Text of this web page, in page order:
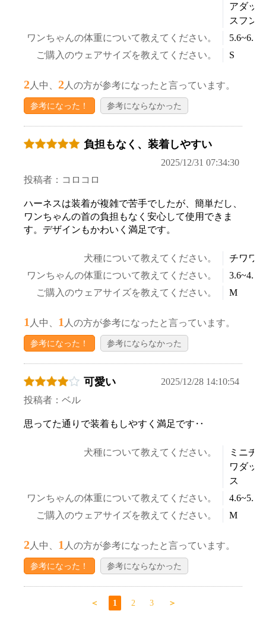
アダッ
スフン
ワンちゃんの体重について教えてください。
ご購入のウェアサイズを教えてください。
S
2 人中、 2 人の方が参考になったと言っています。
参考になった！ 参考にならなかった
負担もなく、装着しやすい
2025/12/31 07:34:30
投稿者：コロコロ
ハーネスは装着が複雑で苦手でしたが、簡単だし、
ワンちゃんの首の負担もなく安心して使用できま
す。デザインもかわいく満足です。
犬種について教えてください。
チワワ
ワンちゃんの体重について教えてください。
ご購入のウェアサイズを教えてください。
M
1 人中、 1 人の方が参考になったと言っています。
参考になった！ 参考にならなかった
可愛い
2025/12/28 14:10:54
投稿者：ベル
思ってた通りで装着もしやすく満足です‥
犬種について教えてください。
ミニチ
ワダッ
ス
ワンちゃんの体重について教えてください。
ご購入のウェアサイズを教えてください。
M
2 人中、 1 人の方が参考になったと言っています。
参考になった！ 参考にならなかった
＜ 1 2 3 ＞